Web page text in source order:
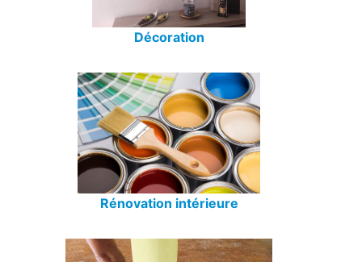
Décoration
Rénovation intérieure